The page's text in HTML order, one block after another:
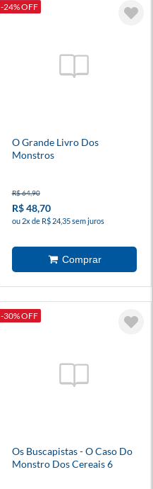
-24% OFF
O Grande Livro Dos
Monstros
R$ 64,90
R$ 48,70
ou 2x de R$ 24,35 sem juros
-30% OFF
Os Buscapistas - O Caso Do
Monstro Dos Cereais 6